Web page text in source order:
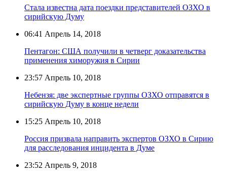
Стала известна дата поездки представителей ОЗХО в
сирийскую Думу
06:41 Апрель 14, 2018
Пентагон: США получили в четверг доказательства
применения химоружия в Сирии
23:57 Апрель 10, 2018
Небензя: две экспертные группы ОЗХО отправятся в
сирийскую Думу в конце недели
15:25 Апрель 10, 2018
Россия призвала направить экспертов ОЗХО в Сирию
для расследования инцидента в Думе
23:52 Апрель 9, 2018